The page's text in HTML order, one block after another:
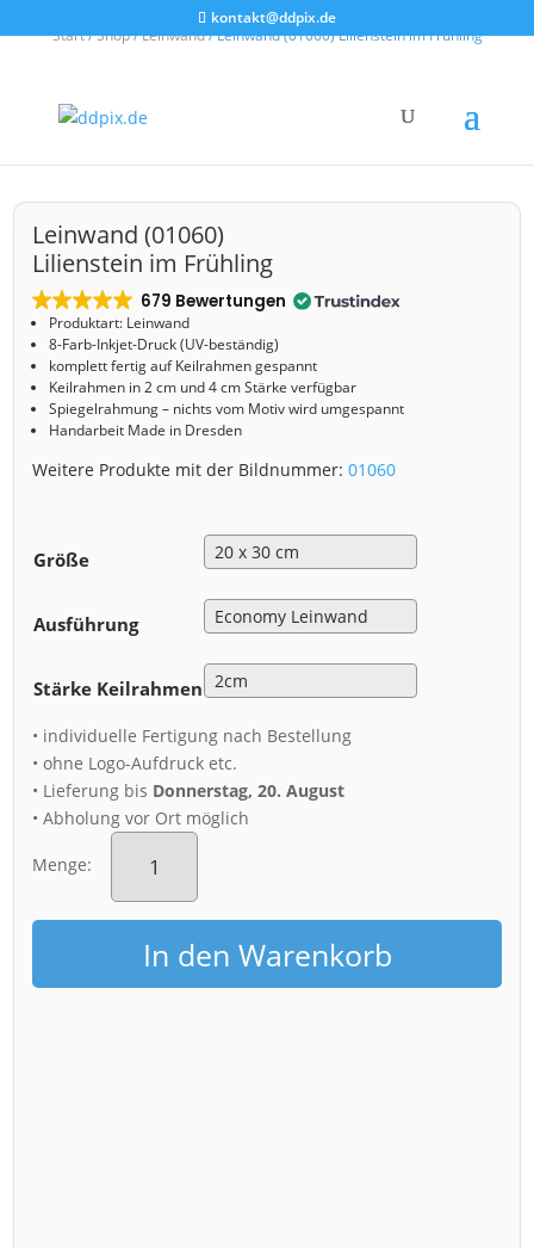
kontakt@ddpix.de
Start/Shop/Leinwand/ Leinwand (01060) Lilienstein im Frühling
Leinwand (01060)
Lilienstein im Frühling
679 Bewertungen
Produktart: Leinwand
8-Farb-Inkjet-Druck (UV-beständig)
komplett fertig auf Keilrahmen gespannt
Keilrahmen in 2 cm und 4 cm Stärke verfügbar
Spiegelrahmung – nichts vom Motiv wird umgespannt
Handarbeit Made in Dresden
Weitere Produkte mit der Bildnummer:01060
Größe
Ausführung
Stärke Keilrahmen
• individuelle Fertigung nach Bestellung
• ohne Logo-Aufdruck etc.
• Lieferung bis Donnerstag, 20. August
• Abholung vor Ort möglich
Menge:
Leinwand
(01060)
im
Frühling
MengeIn den Warenkorb